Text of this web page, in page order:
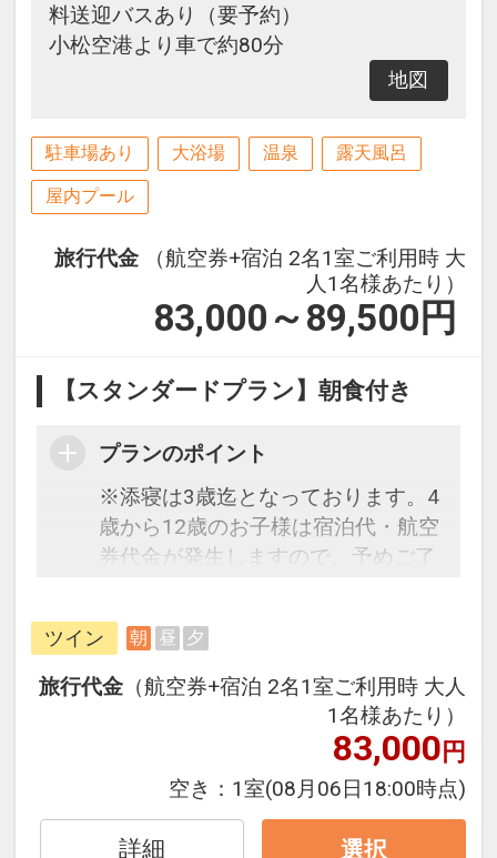
料送迎バスあり（要予約）
小松空港より車で約80分
地図
駐車場あり 大浴場 温泉 露天風呂
屋内プール
旅行代金
（航空券+宿泊 2名1室ご利用時 大
人1名様あたり）
83,000～89,500 円
【スタンダードプラン】朝食付き
プランのポイント
※添寝は3歳迄となっております。4
歳から12歳のお子様は宿泊代・航空
券代金が発生しますので、予めご了
恐竜博物館から車でわずか10分！ゲ
レンデが目の前のリゾートホテル
で、最高の思い出を。
JAM福井勝山東急ホテル＆リゾーツ
は、西日本最大級のスノーリゾート
「JAM福井勝山マウンテンリゾー
ト」のゲレンデフロントに位置し、
冬は純白のスノーワールドを存分に
ツイン 朝 昼 夕
旅行代金 （航空券+宿泊 2名1室ご利用時 大人
1名様あたり）
83,000円
空き： 1室(08月06日18:00時点)
詳細 選択